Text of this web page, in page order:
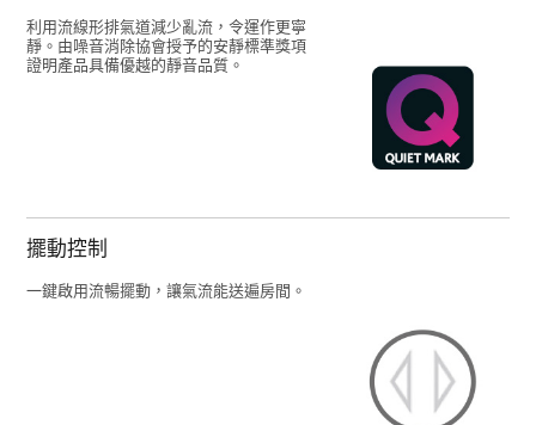
利用流線形排氣道減少亂流，令運作更寧
靜。由噪音消除協會授予的安靜標準獎項
證明產品具備優越的靜音品質。
擺動控制
一鍵啟用流暢擺動，讓氣流能送遍房間。